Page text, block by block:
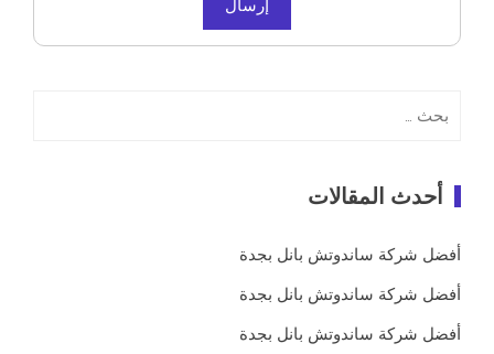
عن:
أحدث المقالات
أفضل شركة ساندوتش بانل بجدة
أفضل شركة ساندوتش بانل بجدة
أفضل شركة ساندوتش بانل بجدة